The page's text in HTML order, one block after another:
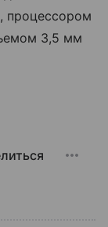
процессором
3,5 мм